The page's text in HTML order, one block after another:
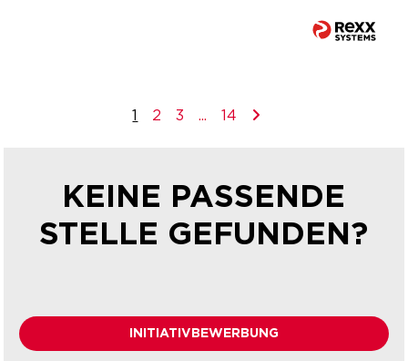
1 2 3 ... 14
KEINE PASSENDE
STELLE GEFUNDEN?
INITIATIVBEWERBUNG